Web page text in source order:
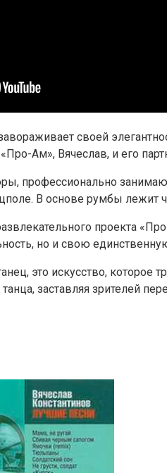
своей
Ам», Вячеслав, и его
профессионально
В основе румбы
проекта
но и свою
это искусство,
танца, заставляя зрителей